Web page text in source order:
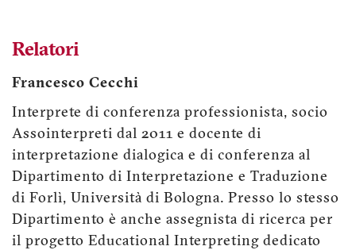
Relatori
Francesco Cecchi
Interprete di conferenza professionista, socio
Assointerpreti dal 2011 e docente di
interpretazione dialogica e di conferenza al
Dipartimento di Interpretazione e Traduzione
di Forlì, Università di Bologna. Presso lo stesso
Dipartimento è anche assegnista di ricerca per
il progetto Educational Interpreting dedicato